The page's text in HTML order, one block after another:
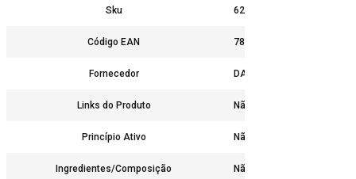
Sku 6241
Código EAN 7896290401459
Fornecedor DARROW
Links do Produto Não
Princípio Ativo Não
Ingredientes/Composição Não